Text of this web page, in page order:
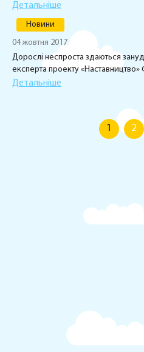
Детальніше
Новини
04 жовтня 2017
Дорослі неспроста здаються
експерта проекту
Детальніше
1 2